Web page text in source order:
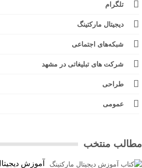
تلگرام
دیجیتال مارکتینگ
شبکه‌های اجتماعی
شرکت های تبلیغاتی در مشهد
طراحی
عمومی
منتخب
آموزش دیجیتال